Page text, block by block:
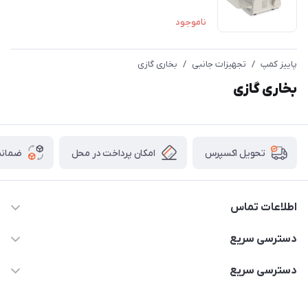
ناموجود
پاییز کمپ / تجهیزات جانبی / بخاری گازی
بخاری گازی
تحویل اکسپرس امکان پرداخت در محل
اطلاعات تماس
02166456492 - 09121933405
دسترسی سریع
خرید کیسه خواب
دسترسی سریع